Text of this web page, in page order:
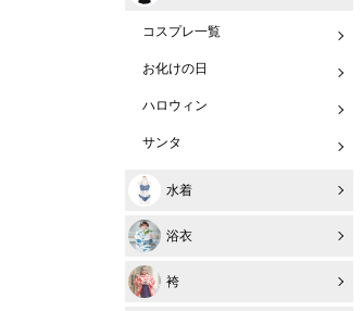
コスプレ一覧
お化けの日
ハロウィン
サンタ
水着
浴衣
袴